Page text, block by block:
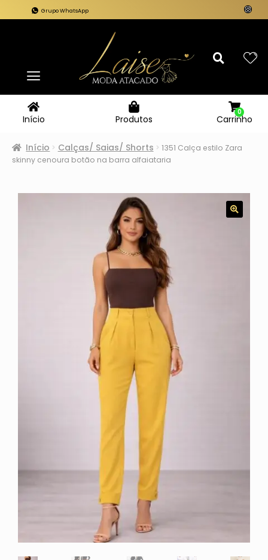
Grupo WhatsApp
Início Produtos Carrinho
0
Início Calças/ Saias/ Shorts
1351 Calça estilo Zara
skinny cenoura botão na barra alfaiataria